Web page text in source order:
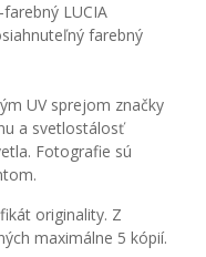
LUCIA
farebný
UV sprejom značky
a svetlostálosť
Fotografie sú
originality. Z
maximálne 5 kópií.